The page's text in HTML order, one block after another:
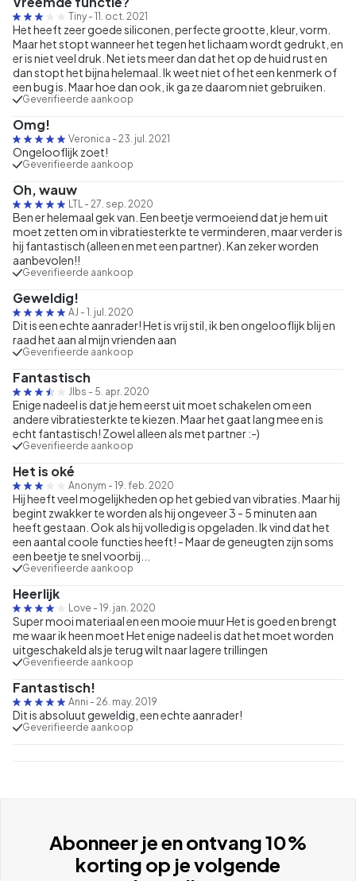
Tiny - 11. oct. 2021
Het heeft zeer goede siliconen, perfecte grootte, kleur, vorm.
Maar het stopt wanneer het tegen het lichaam wordt gedrukt, en
er is niet veel druk. Net iets meer dan dat het op de huid rust en
dan stopt het bijna helemaal. Ik weet niet of het een kenmerk of
een bug is. Maar hoe dan ook, ik ga ze daarom niet gebruiken.
Geverifieerde aankoop
Omg!
Veronica - 23. jul. 2021
Ongelooflijk zoet!
Geverifieerde aankoop
Oh, wauw
LTL - 27. sep. 2020
Ben er helemaal gek van. Een beetje vermoeiend dat je hem uit
moet zetten om in vibratiesterkte te verminderen, maar verder is
hij fantastisch (alleen en met een partner). Kan zeker worden
aanbevolen!!
Geverifieerde aankoop
Geweldig!
AJ - 1. jul. 2020
Dit is een echte aanrader! Het is vrij stil, ik ben ongelooflijk blij en
raad het aan al mijn vrienden aan
Geverifieerde aankoop
Fantastisch
Jlbs - 5. apr. 2020
Enige nadeel is dat je hem eerst uit moet schakelen om een
andere vibratiesterkte te kiezen. Maar het gaat lang mee en is
echt fantastisch! Zowel alleen als met partner :-)
Geverifieerde aankoop
Het is oké
Anonym - 19. feb. 2020
Hij heeft veel mogelijkheden op het gebied van vibraties. Maar hij
begint zwakker te worden als hij ongeveer 3 - 5 minuten aan
heeft gestaan. Ook als hij volledig is opgeladen. Ik vind dat het
een aantal coole functies heeft! - Maar de geneugten zijn soms
een beetje te snel voorbij...
Geverifieerde aankoop
Heerlijk
Love - 19. jan. 2020
Super mooi materiaal en een mooie muur Het is goed en brengt
me waar ik heen moet Het enige nadeel is dat het moet worden
uitgeschakeld als je terug wilt naar lagere trillingen
Geverifieerde aankoop
Fantastisch!
Anni - 26. may. 2019
Dit is absoluut geweldig, een echte aanrader!
Geverifieerde aankoop
Abonneer je en ontvang 10%
korting op je volgende